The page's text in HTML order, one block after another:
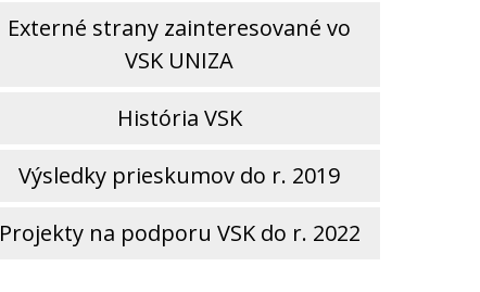
Externé strany zainteresované vo
VSK UNIZA
História VSK
Výsledky prieskumov do r. 2019
Projekty na podporu VSK do r. 2022